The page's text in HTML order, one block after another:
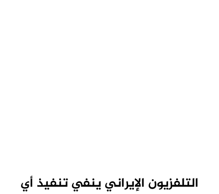
التلفزيون الإيراني ينفي تنفيذ أي